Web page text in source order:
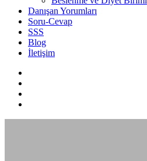
Danışan Yorumları
Soru-Cevap
SSS
Blog
İletişim